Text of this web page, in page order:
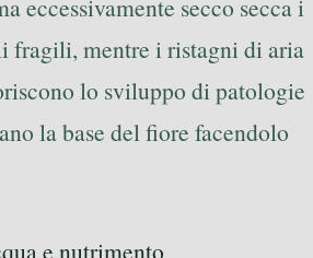
eccessivamente secco secca i
fragili, mentre i ristagni di aria
lo sviluppo di patologie
la base del fiore facendolo
e nutrimento